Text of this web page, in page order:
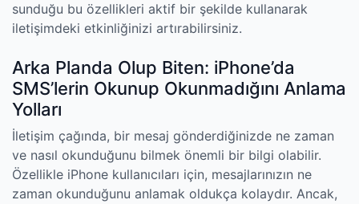
sunduğu bu özellikleri aktif bir şekilde kullanarak
iletişimdeki etkinliğinizi artırabilirsiniz.
Arka Planda Olup Biten: iPhone’da
SMS’lerin Okunup Okunmadığını Anlama
Yolları
İletişim çağında, bir mesaj gönderdiğinizde ne zaman
ve nasıl okunduğunu bilmek önemli bir bilgi olabilir.
Özellikle iPhone kullanıcıları için, mesajlarınızın ne
zaman okunduğunu anlamak oldukça kolaydır. Ancak,